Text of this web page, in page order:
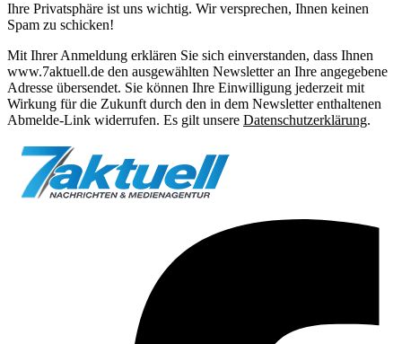
Ihre Privatsphäre ist uns wichtig. Wir versprechen, Ihnen keinen
Spam zu schicken!
Mit Ihrer Anmeldung erklären Sie sich einverstanden, dass Ihnen
www.7aktuell.de den ausgewählten Newsletter an Ihre angegebene
Adresse übersendet. Sie können Ihre Einwilligung jederzeit mit
Wirkung für die Zukunft durch den in dem Newsletter enthaltenen
Abmelde-Link widerrufen. Es gilt unsere Datenschutzerklärung.